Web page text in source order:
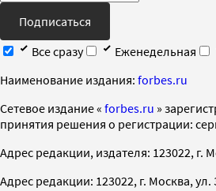
Подписаться
Все сразу
Еженедельная
Наименование издания: forbes.ru
Cетевое издание « forbes.ru »
принятия решения о регистрации:
Адрес редакции, издателя: 123022, г.
Адрес редакции: 123022, г. Москва, ул.